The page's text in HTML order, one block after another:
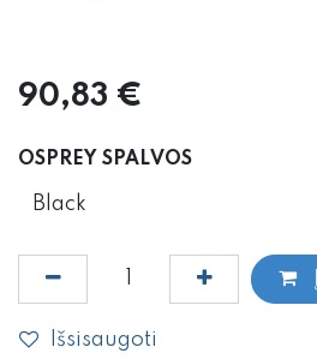
90,83 €
OSPREY SPALVOS
Išsisaugoti